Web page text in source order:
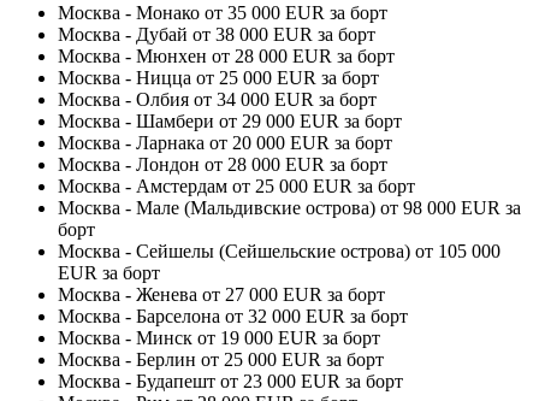
Москва - Монако от 35 000 EUR за борт
Москва - Дубай от 38 000 EUR за борт
Москва - Мюнхен от 28 000 EUR за борт
Москва - Ницца от 25 000 EUR за борт
Москва - Олбия от 34 000 EUR за борт
Москва - Шамбери от 29 000 EUR за борт
Москва - Ларнака от 20 000 EUR за борт
Москва - Лондон от 28 000 EUR за борт
Москва - Амстердам от 25 000 EUR за борт
Москва - Мале (Мальдивские острова) от 98 000 EUR за
борт
Москва - Сейшелы (Сейшельские острова) от 105 000
EUR за борт
Москва - Женева от 27 000 EUR за борт
Москва - Барселона от 32 000 EUR за борт
Москва - Минск от 19 000 EUR за борт
Москва - Берлин от 25 000 EUR за борт
Москва - Будапешт от 23 000 EUR за борт